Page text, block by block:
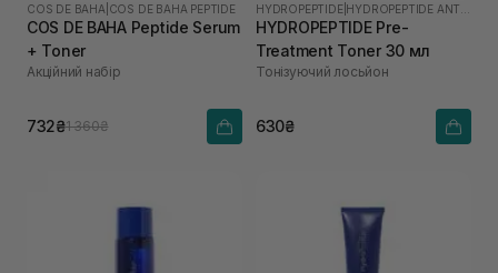
COS DE BAHA COS DE BAHA PEPTIDE
COS DE BAHA Peptide Serum
+ Toner
Акційний набір
732₴1 360₴
HYDROPEPTIDE
HYDROPEPTIDE Pre-
Treatment Toner 30 мл
Тонізуючий лосьйон
630₴